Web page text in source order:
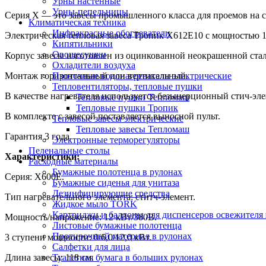
Урны-пепельницы
Климатическая техника
Инфракрасные обогреватели
Кипятильники
Овощесушки
Охладители воздуха
Проточные водонагреватели электрические
Тепловентиляторы, тепловые пушки
Тепловые пушки Тепломаш
Тепловые пушки Тропик
Тепловые завесы электрические
Тепловые завесы Тепломаш
Электронные терморегуляторы
Пеленальные столы
Расходные материалы
Бумажные полотенца в рулонах
Бумажные сиденья для унитаза
Дезинфицирующие средства
Жидкое мыло TORK
Картриджи и баллоны для диспенсеров освежителя
Листовые бумажные полотенца
Протирочный материал в рулонах
Салфетки для лица
Туалетная бумага в больших рулонах
Серия Х — это завесы промышленного класса для проемов на
Электрическая тепловая завеса Тропик X612E10 с
Корпус завесы изготовлен из оцинкованной неокрашенной
Монтаж горизонтальный или вертикальный.
В качестве нагревателя используется безынерционный стич-
В комплекте с завесой поставляется выносной пульт.
Гарантия 3 года.
Характеристики:
Серия: X600Е.
Тип нагревательного элемента: ститч-элемент.
Мощность/напряжение: 12 кВт/380В.
3 ступени мощности: 0/6,0/12,0 кВт.
Длина завесы: 118 см.